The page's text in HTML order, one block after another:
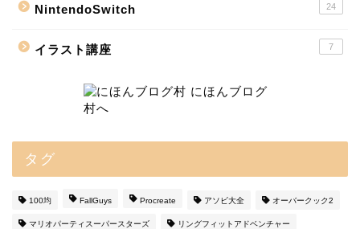
NintendoSwitch 24
イラスト講座 7
タグ
100均 FallGuys Procreate アソビ大全 オーバークック2
マリオパーティスーパースターズ リングフィットアドベンチャー